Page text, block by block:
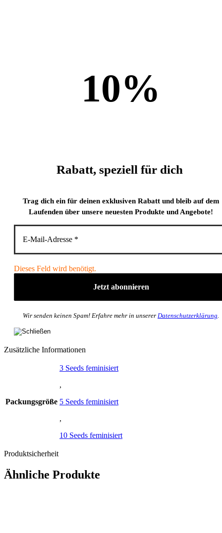
10%
Rabatt, speziell für dich
Trag dich ein für deinen exklusiven Rabatt und bleib auf dem
Laufenden über unsere neuesten Produkte und Angebote!
Dieses Feld wird benötigt.
Wir senden keinen Spam! Erfahre mehr in unserer Datenschutzerklärung
Zusätzliche Informationen
Packungsgröße
3 Seeds feminisiert
,
5 Seeds feminisiert
,
10 Seeds feminisiert
Produktsicherheit
Ähnliche Produkte